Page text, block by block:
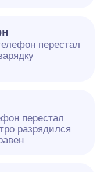
перестал
перестал
разрядился